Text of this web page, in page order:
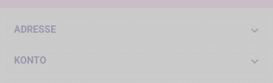
ADRESSE 
KONTO 